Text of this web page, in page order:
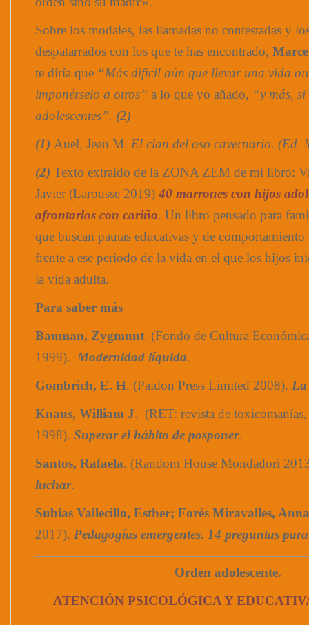
Sobre los modales, las llamadas no contestadas y
despatarrados con los que te has encontrado,
te diría que “Más difícil aún que llevar una vida
imponérselo a otros” a lo que yo añado, “y más, si
adolescentes”. (2)
(1) Auel, Jean M. El clan del oso cavernario. (Ed.
(2) Texto extraído de la ZONA ZEM de mi libro:
Javier (Larousse 2019) 40 marrones con hijos
afrontarlos con cariño. Un libro pensado para
que buscan pautas educativas y de comportamiento
frente a ese periodo de la vida en el que los hijos
la vida adulta.
Para saber más
Bauman, Zygmunt. (Fondo de Cultura
1999). Modernidad líquida.
Gombrich, E. H. (Paidon Press Limited 2008). La
Knaus, William J. (RET: revista de
1998). Superar el hábito de posponer.
Santos, Rafaela. (Random House Mondadori
luchar.
Subias Vallecillo, Esther; Forés Miravalles, Anna
2017). Pedagogías emergentes. 14 preguntas
Orden adolescente.
ATENCIÓN PSICOLÓGICA Y